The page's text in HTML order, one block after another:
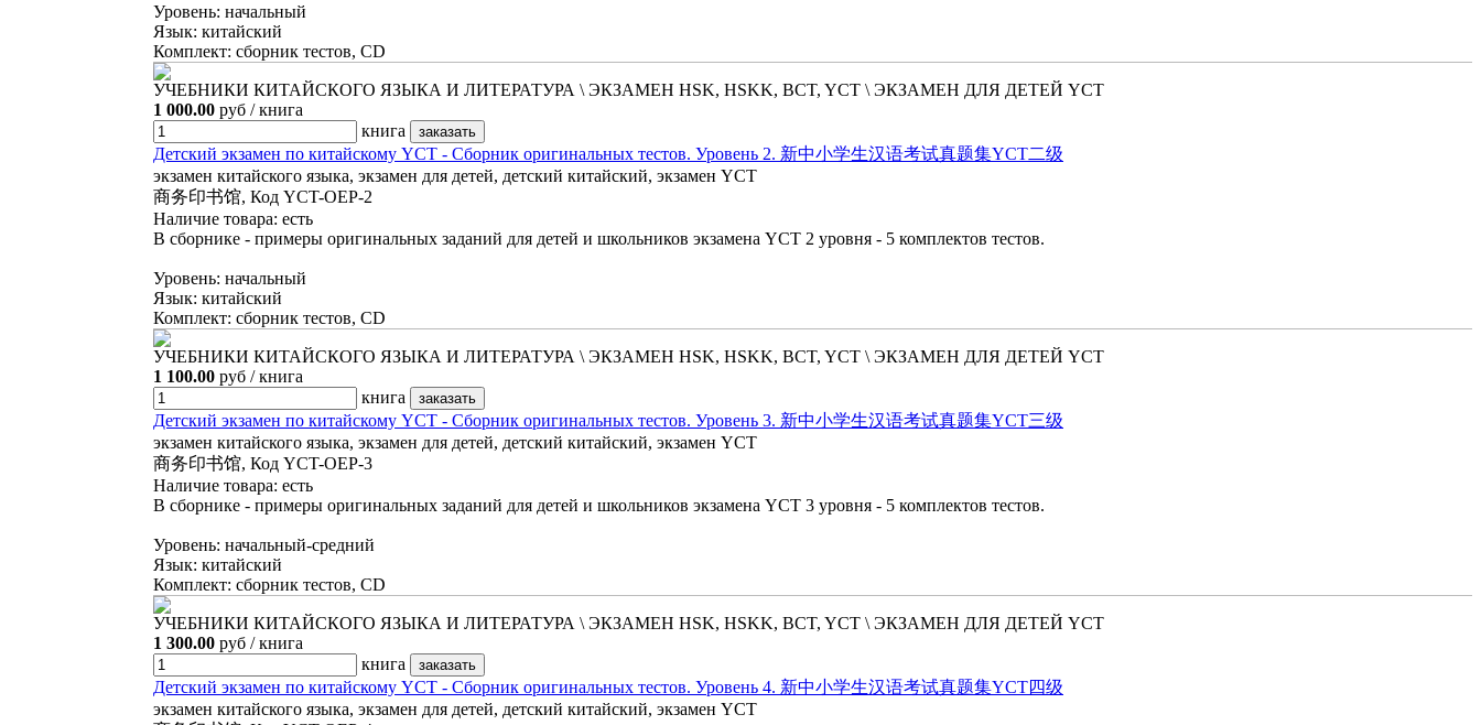
Уровень: начальный
Язык: китайский
Комплект: сборник тестов, CD
УЧЕБНИКИ КИТАЙСКОГО ЯЗЫКА И ЛИТЕРАТУРА \ ЭКЗАМЕН HSK, HSKK, BCT, YCT \ ЭКЗАМЕН ДЛЯ ДЕТЕЙ YCT
1 000.00 руб / книга
книга
Детский экзамен по китайскому YCT - Сборник оригинальных тестов. Уровень 2. 新中小学生汉语考试真题集YCT二级
экзамен китайского языка, экзамен для детей, детский китайский, экзамен YCT
商务印书馆, Код YCT-OEP-2
Наличие товара: есть
В сборнике - примеры оригинальных заданий для детей и школьников экзамена YCT 2 уровня - 5 комплектов тестов.
Уровень: начальный
Язык: китайский
Комплект: сборник тестов, CD
УЧЕБНИКИ КИТАЙСКОГО ЯЗЫКА И ЛИТЕРАТУРА \ ЭКЗАМЕН HSK, HSKK, BCT, YCT \ ЭКЗАМЕН ДЛЯ ДЕТЕЙ YCT
1 100.00 руб / книга
книга
Детский экзамен по китайскому YCT - Сборник оригинальных тестов. Уровень 3. 新中小学生汉语考试真题集YCT三级
экзамен китайского языка, экзамен для детей, детский китайский, экзамен YCT
商务印书馆, Код YCT-OEP-3
Наличие товара: есть
В сборнике - примеры оригинальных заданий для детей и школьников экзамена YCT 3 уровня - 5 комплектов тестов.
Уровень: начальный-средний
Язык: китайский
Комплект: сборник тестов, CD
УЧЕБНИКИ КИТАЙСКОГО ЯЗЫКА И ЛИТЕРАТУРА \ ЭКЗАМЕН HSK, HSKK, BCT, YCT \ ЭКЗАМЕН ДЛЯ ДЕТЕЙ YCT
1 300.00 руб / книга
книга
Детский экзамен по китайскому YCT - Сборник оригинальных тестов. Уровень 4. 新中小学生汉语考试真题集YCT四级
экзамен китайского языка, экзамен для детей, детский китайский, экзамен YCT